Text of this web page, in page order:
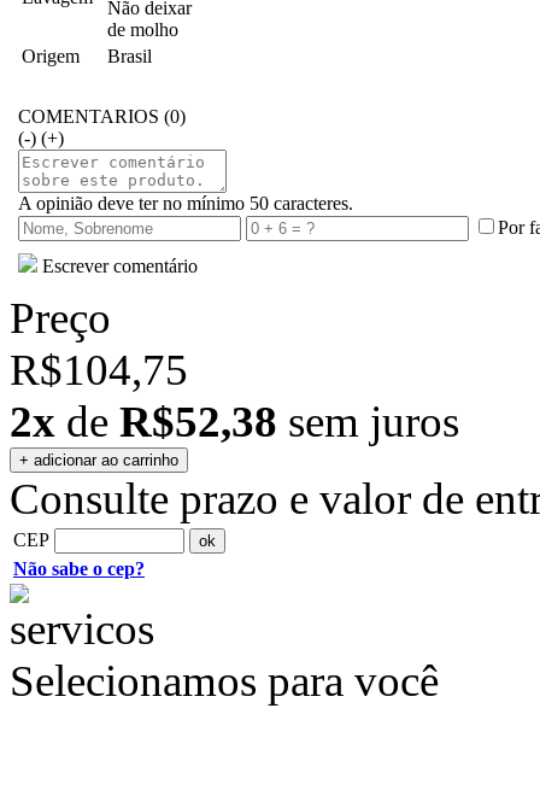
Não deixar
de molho
Origem
Brasil
COMENTARIOS (0)
(-) (+)
A opinião deve ter no mínimo 50 caracteres.
Por
Escrever comentário
Preço
R$104,75
2x de R$52,38 sem juros
Consulte prazo e valor de
CEP
Não sabe o cep?
Selecionamos para você